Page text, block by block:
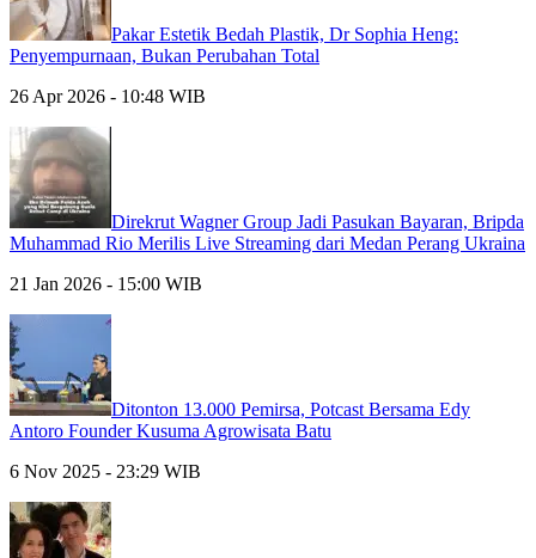
Pakar Estetik Bedah Plastik, Dr Sophia Heng:
Penyempurnaan, Bukan Perubahan Total
26 Apr 2026 - 10:48 WIB
Direkrut Wagner Group Jadi Pasukan Bayaran, Bripda
Muhammad Rio Merilis Live Streaming dari Medan Perang Ukraina
21 Jan 2026 - 15:00 WIB
Ditonton 13.000 Pemirsa, Potcast Bersama Edy
Antoro Founder Kusuma Agrowisata Batu
6 Nov 2025 - 23:29 WIB